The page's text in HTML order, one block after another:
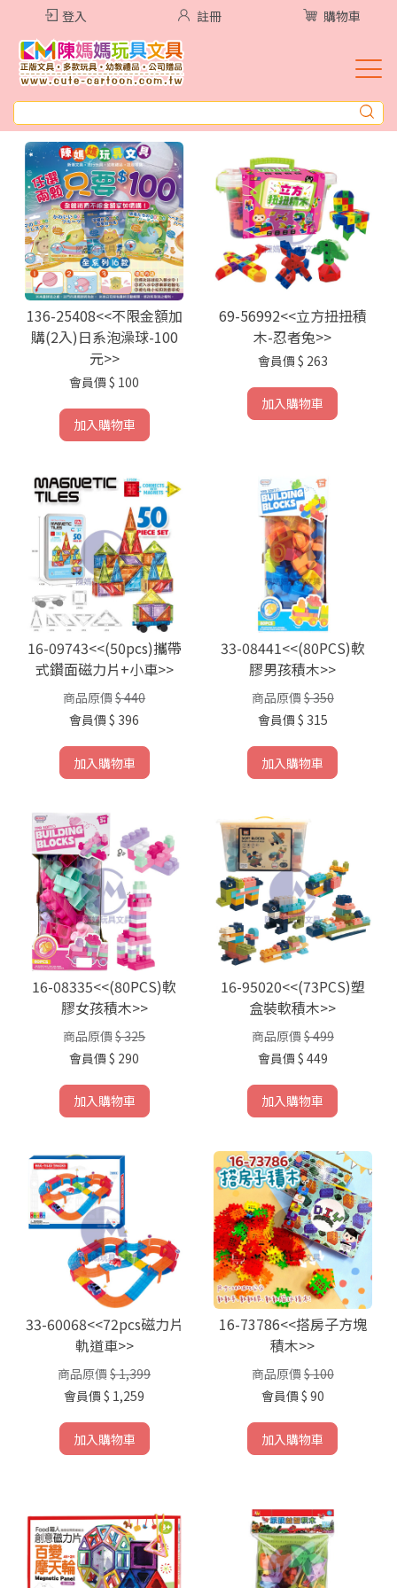
登入 註冊 購物車
136-25408<<不限金額加
購(2入)日系泡澡球-100
元>>
會員價 $ 100
加入購物車
69-56992<<立方扭扭積
木-忍者兔>>
會員價 $ 263
加入購物車
16-09743<<(50pcs)攜帶
式鑽面磁力片+小車>>
商品原價 $ 440
會員價 $ 396
加入購物車
33-08441<<(80PCS)軟
膠男孩積木>>
商品原價 $ 350
會員價 $ 315
加入購物車
16-08335<<(80PCS)軟
膠女孩積木>>
商品原價 $ 325
會員價 $ 290
加入購物車
16-95020<<(73PCS)塑
盒裝軟積木>>
商品原價 $ 499
會員價 $ 449
加入購物車
33-60068<<72pcs磁力片
軌道車>>
商品原價 $ 1,399
會員價 $ 1,259
加入購物車
16-73786<<搭房子方塊
積木>>
商品原價 $ 100
會員價 $ 90
加入購物車